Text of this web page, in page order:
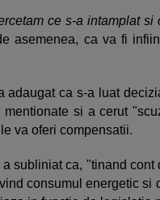
ce s-a intamplat si
asemenea, ca va fi
adaugat ca s-a luat
mentionate si a cerut
va oferi compensatii.
a subliniat ca, "tinand
consumul energetic si